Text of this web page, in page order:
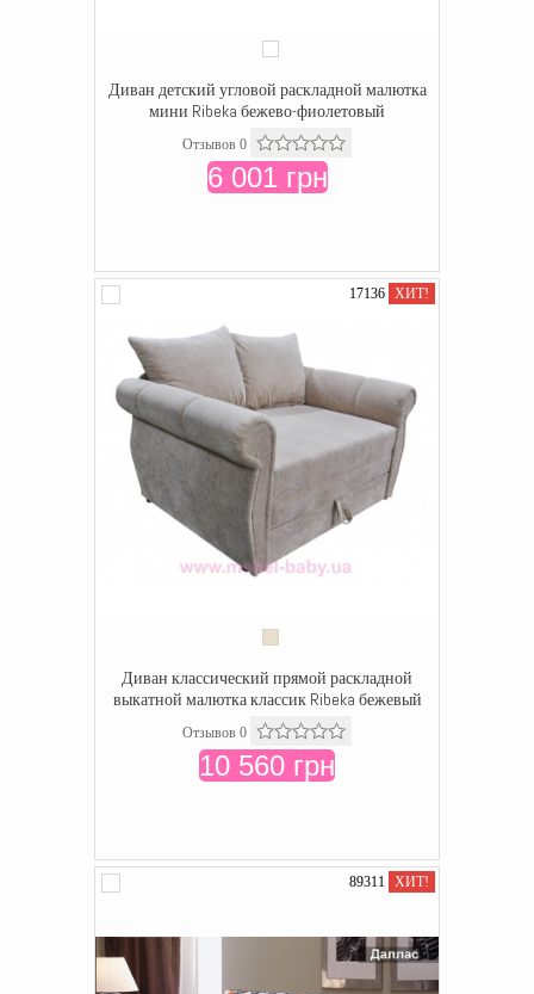
Диван детский угловой раскладной малютка
мини Ribeka бежево-фиолетовый
Отзывов 0
6 001 грн
17136 ХИТ!
Диван классический прямой раскладной
выкатной малютка классик Ribeka бежевый
Отзывов 0
10 560 грн
89311 ХИТ!